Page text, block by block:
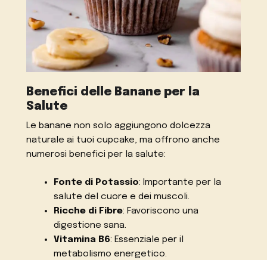
Benefici delle Banane per la
Salute
Le banane non solo aggiungono dolcezza
naturale ai tuoi cupcake, ma offrono anche
numerosi benefici per la salute:
Fonte di Potassio: Importante per la
salute del cuore e dei muscoli.
Ricche di Fibre: Favoriscono una
digestione sana.
Vitamina B6: Essenziale per il
metabolismo energetico.